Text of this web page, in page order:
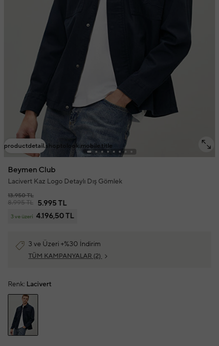
productdetail.shoptolook.mobile.title
Beymen Club
Lacivert Kaz Logo Detaylı Dış Gömlek
13.950 TL
8.995 TL 5.995 TL
3 ve üzeri 4.196,50 TL
3 ve Üzeri +%30 İndirim
TÜM KAMPANYALAR (2)
Renk: Lacivert